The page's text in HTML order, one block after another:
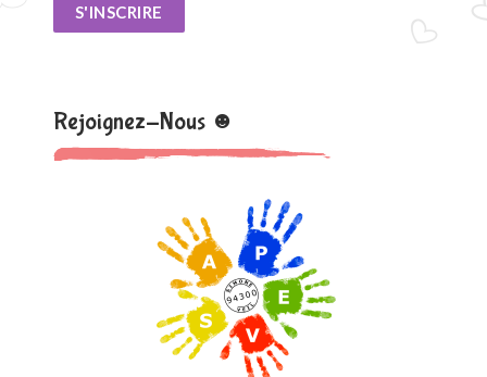
S'INSCRIRE
Rejoignez-Nous ☻